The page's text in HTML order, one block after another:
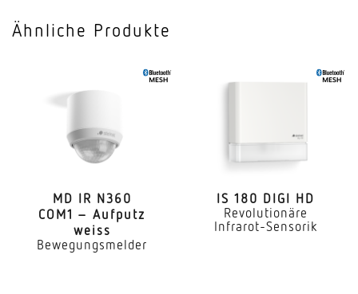
Anwendung, Raum
Hochregallager Produktionsbereich
Konferenzraum / Besprechungsraum
Dienstzimmer Aufenthaltsraum Umkleide
Rezeption / Lobby Sporthalle Parkhaus /
Ähnliche Produkte
MD IR N360
COM1 – Aufputz
weiss
Bewegungsmelder
IS 180 DIGI HD
Revolutionäre
Infrarot-Sensorik